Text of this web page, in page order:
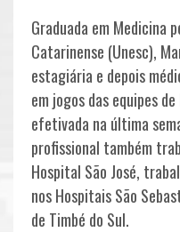
FUTEBOL
COMISSÃO
TÉCNICA
COMPETIÇÕES
AVALIAÇÕES
ESCOLINHA
FEMININO
Graduada em Medicina
Catarinense (Unesc),
estagiária e depois
em jogos das equipes
efetivada na última
profissional também
Hospital São José,
nos Hospitais São
de Timbé do Sul.